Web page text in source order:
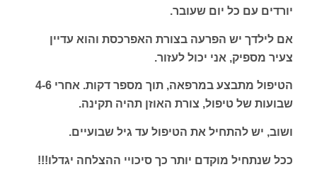
יורדים עם כל יום שעובר.
אם לילדך יש הפרעה בצורת האפרכסת והוא עדיין
צעיר מספיק, אני יכול לעזור.
הטיפול מתבצע במרפאה, תוך מספר דקות. אחרי 4-6
שבועות של טיפול, צורת האוזן תהיה תקינה.
ושוב, יש להתחיל את הטיפול עד גיל שבועיים.
ככל שנתחיל מוקדם יותר כך סיכויי ההצלחה יגדלו!!!